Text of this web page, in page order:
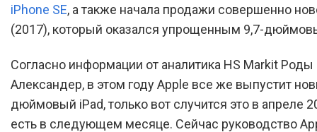
iPhone SE, а также начала продажи совершенно
(2017), который оказался упрощенным 9,7-
Согласно информации от аналитика HS Markit Роды
Александер, в этом году Apple все же выпустит
дюймовый iPad, только вот случится это в апреле
есть в следующем месяце. Сейчас руководство